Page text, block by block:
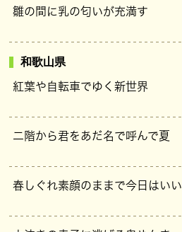
雛の間に乳の匂いが充満す
和歌山県
紅葉や自転車でゆく新世界
二階から君をあだ名で呼んで夏
春しぐれ素顔のままで今日はいい